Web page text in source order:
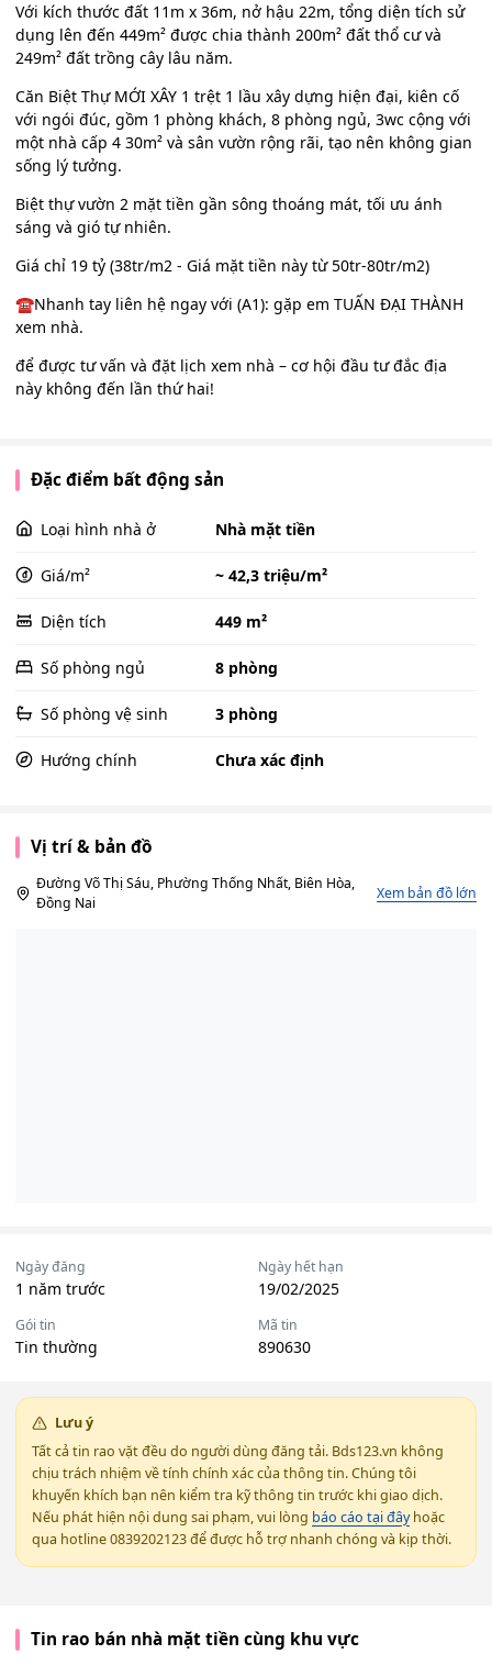
Với kích thước đất 11m x 36m, nở hậu 22m, tổng diện tích sử
dụng lên đến 449m² được chia thành 200m² đất thổ cư và
249m² đất trồng cây lâu năm.
Căn Biệt Thự MỚI XÂY 1 trệt 1 lầu xây dựng hiện đại, kiên cố
với ngói đúc, gồm 1 phòng khách, 8 phòng ngủ, 3wc cộng với
một nhà cấp 4 30m² và sân vườn rộng rãi, tạo nên không gian
sống lý tưởng.
Biệt thự vườn 2 mặt tiền gần sông thoáng mát, tối ưu ánh
sáng và gió tự nhiên.
Giá chỉ 19 tỷ (38tr/m2 - Giá mặt tiền này từ 50tr-80tr/m2)
☎️Nhanh tay liên hệ ngay với (A1): gặp em TUẤN ĐẠI THÀNH
xem nhà.
để được tư vấn và đặt lịch xem nhà – cơ hội đầu tư đắc địa
này không đến lần thứ hai!
Đặc điểm bất động sản
Loại hình nhà ở Nhà mặt tiền
Giá/m² ~ 42,3 triệu/m²
Diện tích 449 m²
Số phòng ngủ 8 phòng
Số phòng vệ sinh 3 phòng
Hướng chính Chưa xác định
Vị trí & bản đồ
Đường Võ Thị Sáu, Phường Thống Nhất, Biên Hòa,
Đồng Nai
Xem bản đồ lớn
Ngày đăng
1 năm trước
Ngày hết hạn
19/02/2025
Gói tin
Tin thường
Mã tin
890630
Lưu ý
Tất cả tin rao vặt đều do người dùng đăng tải. Bds123.vn không
chịu trách nhiệm về tính chính xác của thông tin. Chúng tôi
khuyến khích bạn nên kiểm tra kỹ thông tin trước khi giao dịch.
Nếu phát hiện nội dung sai phạm, vui lòng báo cáo tại đâyhoặc
qua hotline 0839202123 để được hỗ trợ nhanh chóng và kịp thời.
Tin rao bán nhà mặt tiền cùng khu vực